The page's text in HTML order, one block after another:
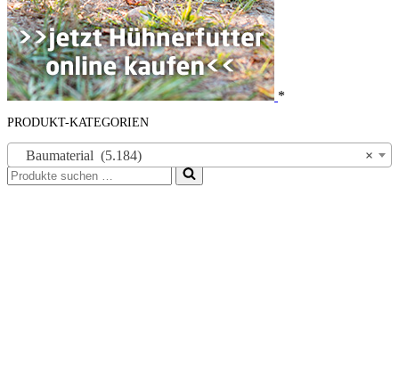
*
PRODUKT-KATEGORIEN
×
Baumaterial (5.184)
Suchen
nach …